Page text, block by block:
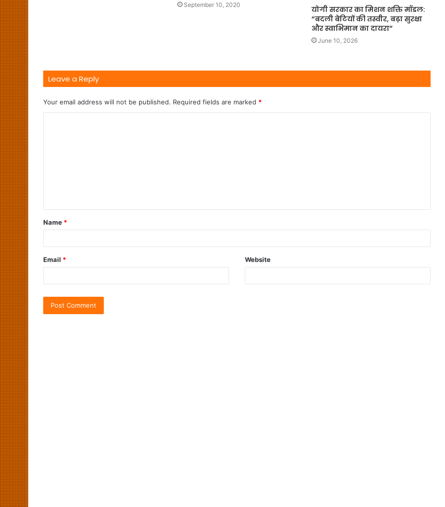
September 10, 2020
योगी सरकार का मिशन शक्ति मॉडल:
“बदली बेटियों की तस्वीर, बढ़ा सुरक्षा
और स्वाभिमान का दायरा”
June 10, 2026
Leave a Reply
Your email address will not be published. Required fields are marked *
Name *
Email * Website